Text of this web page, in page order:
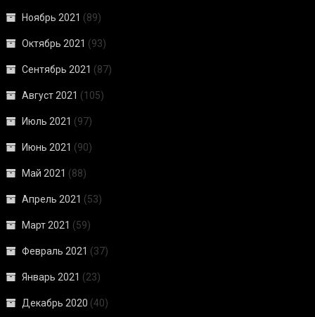
Ноябрь 2021 (89)
Октябрь 2021 (93)
Сентябрь 2021 (87)
Август 2021 (105)
Июль 2021 (97)
Июнь 2021 (90)
Май 2021 (88)
Апрель 2021 (53)
Март 2021 (59)
Февраль 2021 (37)
Январь 2021 (23)
Декабрь 2020 (40)